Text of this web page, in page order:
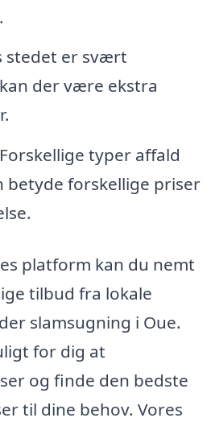
stedet er svært
der være ekstra
Forskellige typer affald
betyde forskellige priser
platform kan du nemt
tilbud fra lokale
slamsugning i Oue.
for dig at
og finde den bedste
til dine behov. Vores